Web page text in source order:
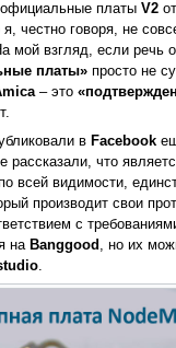
официальные платы V2
честно говоря, не
мой взгляд, если речь
платы»просто не
– это
в Facebook
рассказали, что
всей видимости,
производит свои
с
на Banggood
, но их
.